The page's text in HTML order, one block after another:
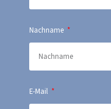
Nachname
E-Mail